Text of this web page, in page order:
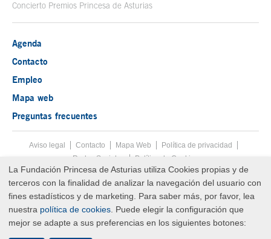
Concierto Premios Princesa de Asturias
Agenda
Contacto
Empleo
Mapa web
Preguntas frecuentes
Menú pie
Aviso legal Tecla de acceso 8
Contacto Mapa Web
Política de privacidad
Redes Sociales
Política de Cookies
Fin menú pie
© Copyright Mon Aug 10 10:50:26 UTC 2026 Fundación Princesa de
Asturias
La Fundación Princesa de Asturias utiliza Cookies propias y de
terceros con la finalidad de analizar la navegación del usuario con
fines estadísticos y de marketing. Para saber más, por favor, lea
nuestra política de cookies . Puede elegir la configuración que
mejor se adapte a sus preferencias en los siguientes botones: